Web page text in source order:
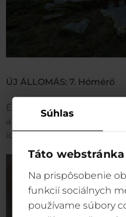
Súhlas
Táto
Na prispôsobenie
funkcií sociálnych
používame súbory
ÚJ ÁLLOMÁS: 7. Hómérő
Érdeklik az időjárási
a hótakaró a
,
időjárás a magashegyi